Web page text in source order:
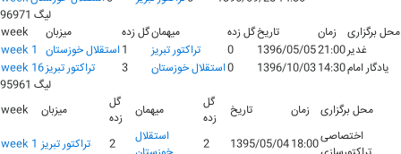
لیگ 96971
week
میزبان گل زدهمیهمان گل زدهتاریخ زمان
محل برگزاری
week 1 استقلال خوزستان1 تراکتور تبریز 0 1396/05/0521:00غدیر
week 16تراکتور تبریز 3 استقلال خوزستان0 1396/10/0314:30یادگار امام
لیگ 95961
week
میزبان
گل
زده
میهمان
گل
زده
تاریخ زمان
محل برگزاری
week 1 تراکتور تبریز 2
استقلال
2 1395/05/0418:00اختصاصی